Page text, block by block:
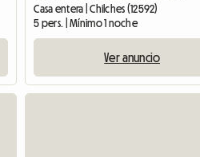
Casa entera | Chilches (12592)
5 pers. | Mínimo 1 noche
Ver anuncio